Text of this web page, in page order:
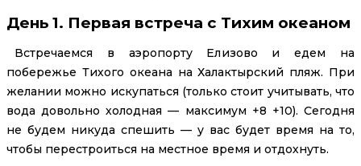
День 1. Первая встреча с Тихим океаном
Встречаемся в аэропорту Елизово и едем на
побережье Тихого океана на Халактырский пляж. При
желании можно искупаться (только стоит учитывать, что
вода довольно холодная — максимум +8 +10). Сегодня
не будем никуда спешить — у вас будет время на то,
чтобы перестроиться на местное время и отдохнуть.